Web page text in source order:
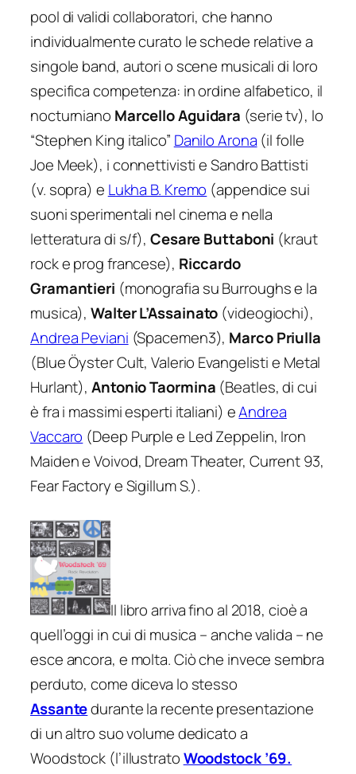
pool di validi collaboratori, che hanno
individualmente curato le schede relative a
singole band, autori o scene musicali di loro
specifica competenza: in ordine alfabetico, il
nocturniano Marcello Aguidara (serie tv), lo
“Stephen King italico” Danilo Arona (il folle
Joe Meek), i connettivisti e Sandro Battisti
(v. sopra) e Lukha B. Kremo (appendice sui
suoni sperimentali nel cinema e nella
letteratura di s/f), Cesare Buttaboni (kraut
rock e prog francese), Riccardo
Gramantieri (monografia su Burroughs e la
musica),Walter L’Assainato (videogiochi),
Andrea Peviani (Spacemen3), Marco Priulla
(Blue Öyster Cult, Valerio Evangelisti e Metal
Hurlant),Antonio Taormina (Beatles, di cui
è fra i massimi esperti italiani) eAndrea
Vaccaro (Deep Purple e Led Zeppelin, Iron
Maiden e Voivod, Dream Theater, Current 93,
Fear Factory e Sigillum S.).
Il libro arriva fino al 2018, cioè a
quell’oggi in cui di musica – anche valida – ne
esce ancora, e molta. Ciò che invece sembra
perduto, come diceva lo stesso
Assantedurante la recente presentazione
di un altro suo volume dedicato a
Woodstock (l’illustratoWoodstock ’69.